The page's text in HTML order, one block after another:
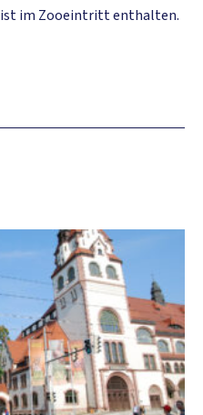
ist im Zooeintritt enthalten.